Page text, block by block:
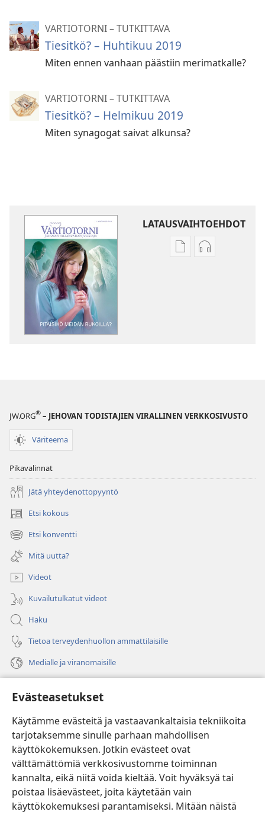
Evästeasetukset
Käytämme evästeitä ja vastaavankaltaisia tekniikoita
tarjotaksemme sinulle parhaan mahdollisen
käyttökokemuksen. Jotkin evästeet ovat
välttämättömiä verkkosivustomme toiminnan
kannalta, eikä niitä voida kieltää. Voit hyväksyä tai
poistaa lisäevästeet, joita käytetään vain
käyttökokemuksesi parantamiseksi. Mitään näistä
VARTIOTORNI – TUTKITTAVA
Tiesitkö? – Huhtikuu 2019
Miten ennen vanhaan päästiin merimatkalle?
VARTIOTORNI – TUTKITTAVA
Tiesitkö? – Helmikuu 2019
Miten synagogat saivat alkunsa?
LATAUSVAIHTOEHDOT
JulkaisujenÄänitteiden
JW.ORG® – JEHOVAN TODISTAJIEN VIRALLINEN VERKKOSIVUSTO
Väriteema
Pikavalinnat
Jätä yhteydenottopyyntö
Etsi kokous
(avaa
uuden
ikkunan)
Etsi konventti
(avaa
uuden
ikkunan)
Mitä uutta?
Videot
Kuvailutulkatut videot
Haku
Tietoa terveydenhuollon ammattilaisille
Medialle ja viranomaisille
(avaa
uuden
ikkunan)Vartiotornin VERKKOKIRJASTO
(avaa
uuden
ikkunan)JW Hub
(avaa
uuden
ikkunan)
®